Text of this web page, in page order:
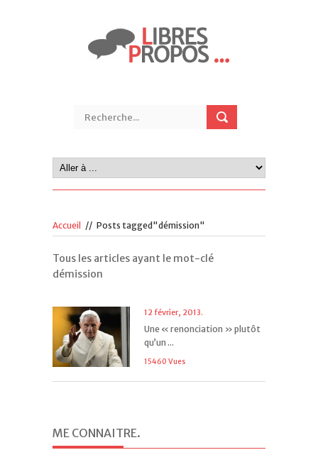
Accueil // Posts tagged"démission"
Tous les articles ayant le mot-clé
démission
12 février, 2013.
Une « renonciation » plutôt
qu’un ...
15460 Vues
ME CONNAITRE.